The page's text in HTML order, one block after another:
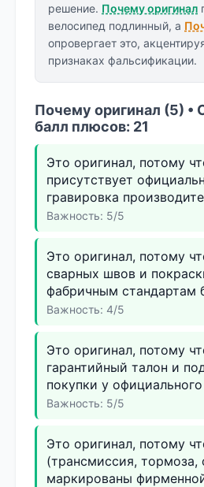
решение. Почему оригинал
велосипед подлинный, а
опровергает это,
признаках фальсификации.
Почему оригинал (5)
балл плюсов: 21
Это оригинал, потому
присутствует
гравировка
Важность: 5/5
Это оригинал, потому
сварных швов и
фабричным стандартам
Важность: 4/5
Это оригинал, потому
гарантийный талон и
покупки у
Важность: 5/5
Это оригинал, потому
(трансмиссия, тормоза,
маркированы